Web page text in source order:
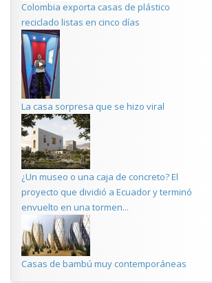
Colombia exporta casas de plástico
reciclado listas en cinco días
La casa sorpresa que se hizo viral
¿Un museo o una caja de concreto? El
proyecto que dividió a Ecuador y terminó
envuelto en una tormen...
Casas de bambú muy contemporáneas